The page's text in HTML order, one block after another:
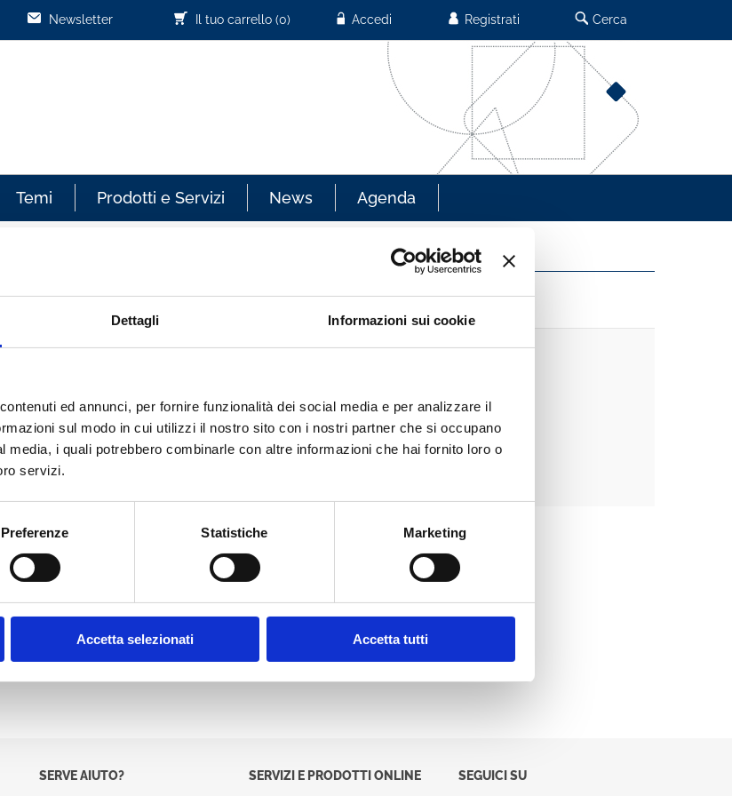
Dettagli Informazioni sui cookie
ed annunci, per fornire funzionalità dei social media e per analizzare il
sul modo in cui utilizzi il nostro sito con i nostri partner che si occupano
media, i quali potrebbero combinarle con altre informazioni che hai fornito loro o
servizi.
Preferenze Statistiche Marketing
Accetta selezionati Accetta tutti
Cerca
Registrati
Accedi
Il tuo carrello (0)
Newsletter
Temi Prodotti e Servizi News Agenda
sullo
Cliente già registrato
Password:
SERVE AIUTO? SERVIZI E PRODOTTI ONLINE SEGUICI SU